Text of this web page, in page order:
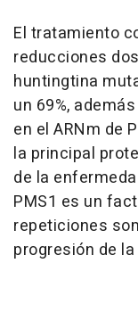
El tratamiento
reducciones
huntingtina
un 69%,
en el ARNm de
la principal
de la
PMS1 es un
repeticiones
progresión de